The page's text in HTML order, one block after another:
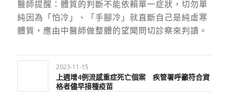
醫師提醒：體質的判斷不能依賴單一症狀，切勿單
純因為「怕冷」、「手腳冷」就直斷自己是純虛寒
體質，應由中醫師做整體的望聞問切診察來判讀。
2023-11-15
上週增4例流感重症死亡個案 疾管署呼籲符合資
格者儘早接種疫苗